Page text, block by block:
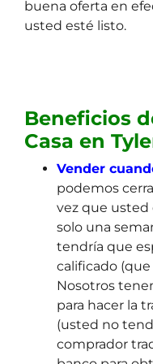
buena oferta en
usted esté listo.
Beneficios
Casa en
Vender
podemos
vez que usted
solo una
tendría que
calificado
Nosotros
para hacer la
(usted no
comprador